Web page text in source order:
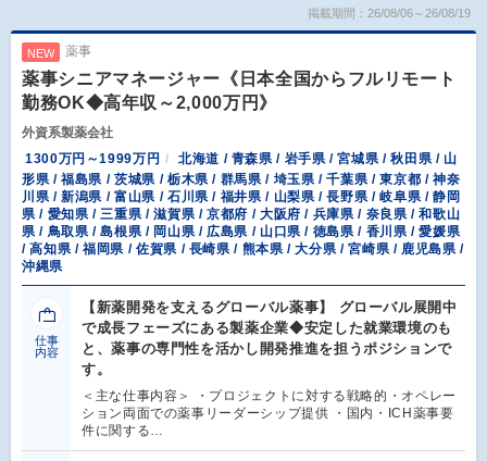
掲載期間：26/08/06～26/08/19
NEW 薬事
薬事シニアマネージャー《日本全国からフルリモート
勤務OK◆高年収～2,000万円》
外資系製薬会社
1300万円～1999万円
北海道 / 青森県 / 岩手県 / 宮城県 / 秋田県 / 山
形県 / 福島県 / 茨城県 / 栃木県 / 群馬県 / 埼玉県 / 千葉県 / 東京都 / 神奈
川県 / 新潟県 / 富山県 / 石川県 / 福井県 / 山梨県 / 長野県 / 岐阜県 / 静岡
県 / 愛知県 / 三重県 / 滋賀県 / 京都府 / 大阪府 / 兵庫県 / 奈良県 / 和歌山
県 / 鳥取県 / 島根県 / 岡山県 / 広島県 / 山口県 / 徳島県 / 香川県 / 愛媛県
/ 高知県 / 福岡県 / 佐賀県 / 長崎県 / 熊本県 / 大分県 / 宮崎県 / 鹿児島県 /
沖縄県
仕事
内容
【新薬開発を支えるグローバル薬事】 グローバル展開中
で成長フェーズにある製薬企業◆安定した就業環境のも
と、薬事の専門性を活かし開発推進を担うポジションで
す。
＜主な仕事内容＞ ・プロジェクトに対する戦略的・オペレー
ション両面での薬事リーダーシップ提供 ・国内・ICH薬事要
件に関する…